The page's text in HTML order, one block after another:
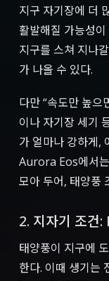
지구 자기장에 더
활발해질 가능성
지구를 스쳐 지나
가 나올 수 있다.
다만 “속도만 높으
이나 자기장 세기
가 얼마나 강하게,
Aurora Eos에서는
모아 두어, 태양풍
2. 지자기 조건
태양풍이 지구에
한다. 이때 생기는